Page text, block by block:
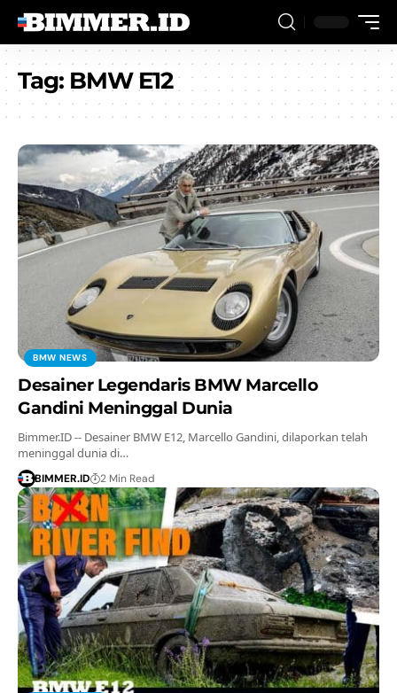
Tag: BMW E12
BMW NEWS
Desainer Legendaris BMW Marcello
Gandini Meninggal Dunia
Bimmer.ID -- Desainer BMW E12, Marcello Gandini, dilaporkan telah
meninggal dunia di…
BIMMER.ID 2 Min Read